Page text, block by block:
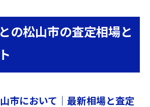
の松山市の査定相場と
市において｜最新相場と査定